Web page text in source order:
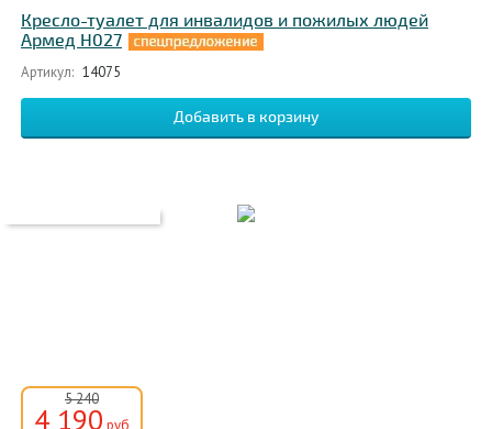
Кресло-туалет для инвалидов и пожилых людей
Армед H027
Артикул: 14075
5 240
4 190 руб